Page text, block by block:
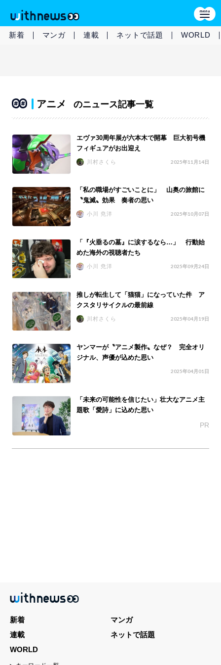
新着 マンガ 連載 ネットで話題 WORLD
アニメ のニュース記事一覧
エヴァ30周年展が六本木で開幕 巨大初号機
フィギュアがお出迎え
川村さくら 2025年11月14日
「私の職場がすごいことに」 山奥の旅館に
〝鬼滅〟効果 奏者の思い
小川 尭洋 2025年10月07日
「『火垂るの墓』に涙するなら…」 行動始
めた海外の視聴者たち
小川 尭洋 2025年09月24日
推しが転生して「猫猫」になっていた件 ア
クスタリサイクルの最前線
川村さくら 2025年04月19日
ヤンマーが〝アニメ製作〟なぜ？ 完全オリ
ジナル、声優が込めた思い
2025年04月01日
「未来の可能性を信じたい」壮大なアニメ主
題歌「愛詩」に込めた思い
PR
新着
マンガ
連載
ネットで話題
WORLD